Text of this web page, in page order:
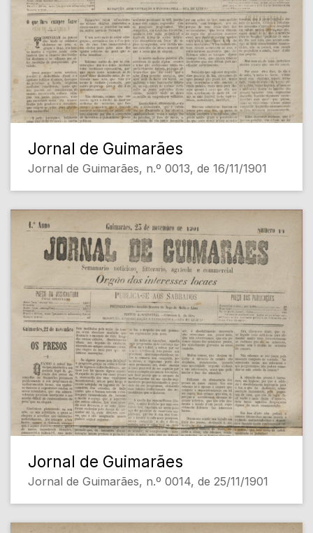
Jornal de Guimarães
Jornal de Guimarães, n.º 0013, de 16/11/1901
Jornal de Guimarães
Jornal de Guimarães, n.º 0014, de 25/11/1901